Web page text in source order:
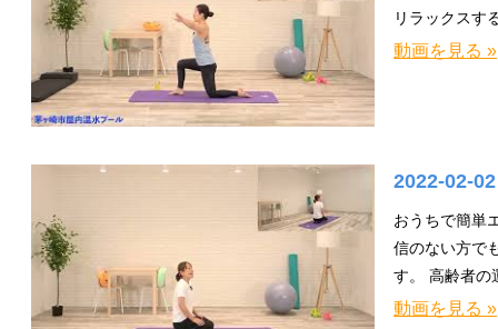
リラックスす
動画を見る »
2022-02-
おうちで簡単
信のない方で
す。 高齢者
動画を見る »